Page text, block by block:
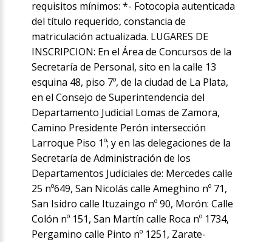
requisitos mínimos: *- Fotocopia autenticada
del título requerido, constancia de
matriculación actualizada. LUGARES DE
INSCRIPCION: En el Área de Concursos de la
Secretaría de Personal, sito en la calle 13
esquina 48, piso 7º, de la ciudad de La Plata,
en el Consejo de Superintendencia del
Departamento Judicial Lomas de Zamora,
Camino Presidente Perón intersección
Larroque Piso 1º; y en las delegaciones de la
Secretaría de Administración de los
Departamentos Judiciales de: Mercedes calle
25 nº649, San Nicolás calle Ameghino nº 71,
San Isidro calle Ituzaingo nº 90, Morón: Calle
Colón nº 151, San Martín calle Roca nº 1734,
Pergamino calle Pinto nº 1251, Zarate-